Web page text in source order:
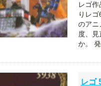
レゴ
りレ
のアニ
度、
か。
レゴ